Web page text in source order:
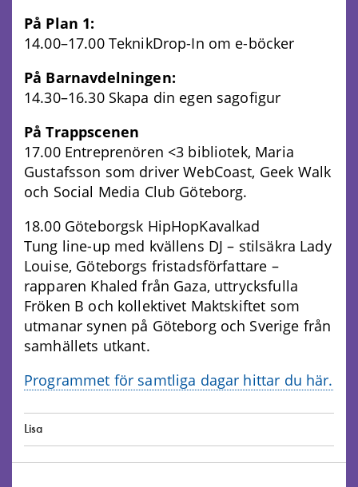
På Plan 1:
14.00–17.00 TeknikDrop-In om e-böcker
På Barnavdelningen:
14.30–16.30 Skapa din egen sagofigur
På Trappscenen
17.00 Entreprenören <3 bibliotek, Maria
Gustafsson som driver WebCoast, Geek Walk
och Social Media Club Göteborg.
18.00 Göteborgsk HipHopKavalkad
Tung line-up med kvällens DJ – stilsäkra Lady
Louise, Göteborgs fristadsförfattare –
rapparen Khaled från Gaza, uttrycksfulla
Fröken B och kollektivet Maktskiftet som
utmanar synen på Göteborg och Sverige från
samhällets utkant.
Programmet för samtliga dagar hittar du här.
Lisa